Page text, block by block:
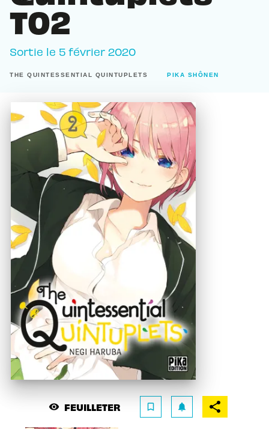
T02
Sortie le 5 février 2020
THE QUINTESSENTIAL QUINTUPLETS PIKA SHÔNEN
visibility FEUILLETER bookmark_border notifications